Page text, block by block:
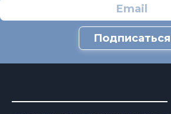
Подписаться